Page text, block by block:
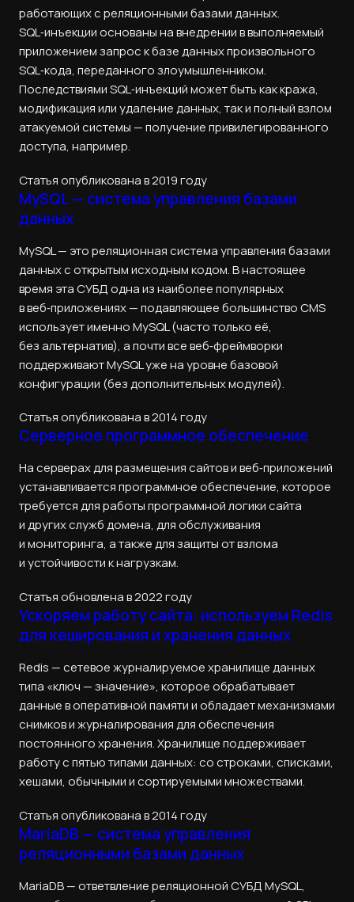
работающих с реляционными базами данных.
SQL‑инъекции основаны на внедрении в выполняемый
приложением запрос к базе данных произвольного
SQL‑кода, переданного злоумышленником.
Последствиями SQL‑инъекций может быть как кража,
модификация или удаление данных, так и полный взлом
атакуемой системы — получение привилегированного
доступа, например.
Статья опубликована в 2019 году
MySQL — система управления базами
данных
MySQL — это реляционная система управления базами
данных с открытым исходным кодом. В настоящее
время эта СУБД одна из наиболее популярных
в веб‑приложениях — подавляющее большинство CMS
использует именно MySQL (часто только её,
без альтернатив), а почти все веб‑фреймворки
поддерживают MySQL уже на уровне базовой
конфигурации (без дополнительных модулей).
Статья опубликована в 2014 году
Серверное программное обеспечение
На серверах для размещения сайтов и веб‑приложений
устанавливается программное обеспечение, которое
требуется для работы программной логики сайта
и других служб домена, для обслуживания
и мониторинга, а также для защиты от взлома
и устойчивости к нагрузкам.
Статья обновлена в 2022 году
Ускоряем работу сайта: используем Redis
для кеширования и хранения данных
Redis — сетевое журналируемое хранилище данных
типа «ключ — значение», которое обрабатывает
данные в оперативной памяти и обладает механизмами
снимков и журналирования для обеспечения
постоянного хранения. Хранилище поддерживает
работу с пятью типами данных: со строками, списками,
хешами, обычными и сортируемыми множествами.
Статья опубликована в 2014 году
MariaDB — система управления
реляционными базами данных
MariaDB — ответвление реляционной СУБД MySQL,